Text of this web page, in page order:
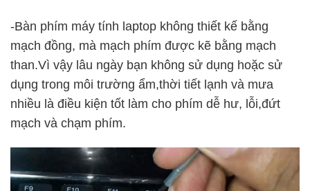
-Bàn phím máy tính laptop không thiết kế bằng
mạch đồng, mà mạch phím được kẽ bằng mạch
than.Vì vậy lâu ngày bạn không sử dụng hoặc sử
dụng trong môi trường ẩm,thời tiết lạnh và mưa
nhiều là điều kiện tốt làm cho phím dễ hư, lỗi,đứt
mạch và chạm phím.